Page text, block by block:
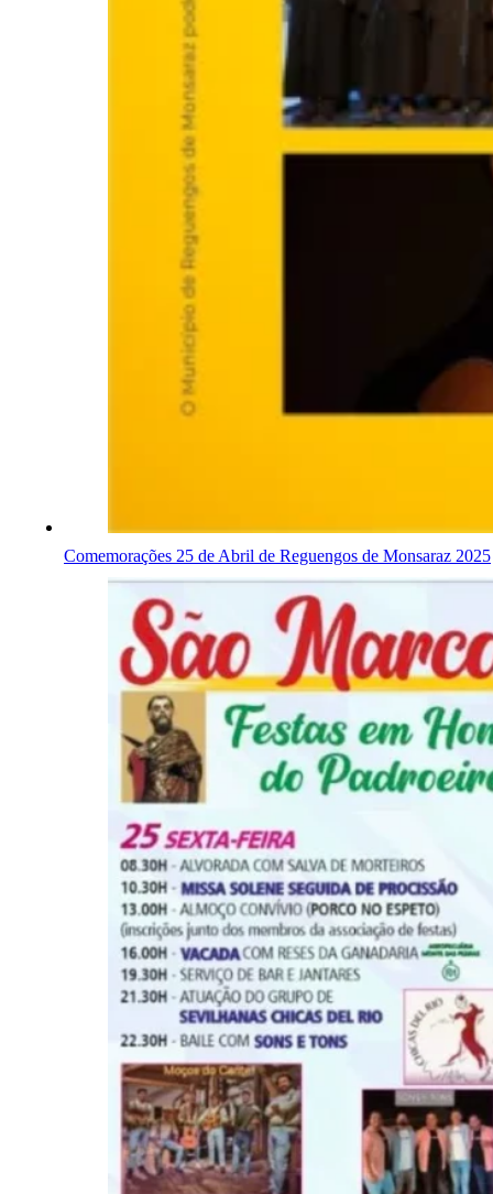
Comemorações 25 de Abril de Reguengos de Monsaraz 2025